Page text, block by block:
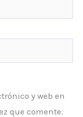
y web en
que comente.